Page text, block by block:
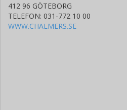
412 96 GÖTEBORG
TELEFON: 031-772 10 00
WWW.CHALMERS.SE